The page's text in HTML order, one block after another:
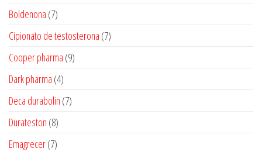
Boldenona 77
produtos
Cipionato de testosterona 77
Cooper pharma 99
Dark pharma 44
produtos
Deca durabolin 77
Durateston 88
produtos
Emagrecer 77